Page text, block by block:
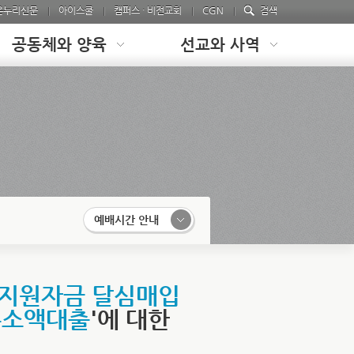
누리신문 아이스쿨 캠퍼스 · 비전교회 CGN 검색
공동체와 양육 선교와 사역
예배시간 안내
원자금 달심매입
액대출'에 대한